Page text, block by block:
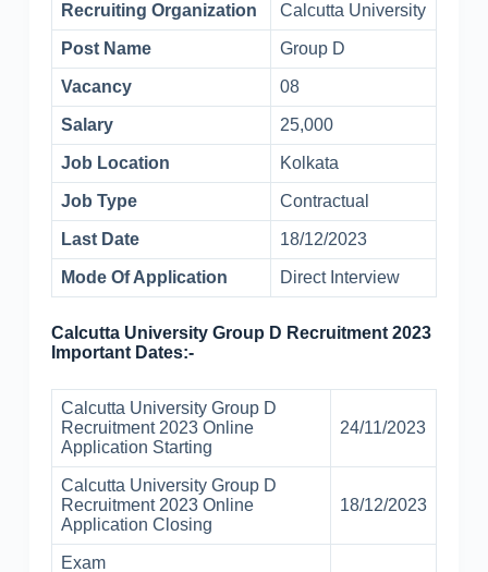
Recruiting Organization Calcutta University
Post Name Group D
Vacancy 08
Salary 25,000
Job Location Kolkata
Job Type Contractual
Last Date 18/12/2023
Mode Of Application Direct Interview
Calcutta University Group D Recruitment 2023
Important Dates:-
Calcutta University Group D
Recruitment 2023 Online
Application Starting
24/11/2023
Calcutta University Group D
Recruitment 2023 Online
Application Closing
18/12/2023
Exam